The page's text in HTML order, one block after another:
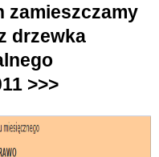
zamieszczamy
drzewka
>>>